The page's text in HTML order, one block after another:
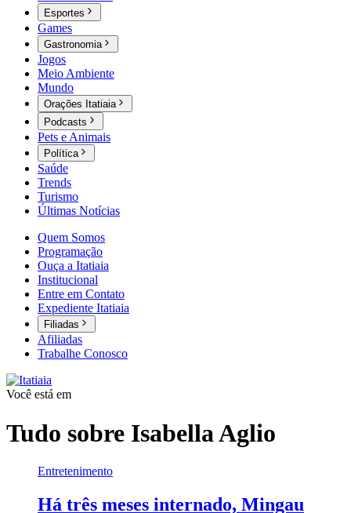
Esportes
Games
Gastronomia
Jogos
Meio Ambiente
Mundo
Orações Itatiaia
Podcasts
Pets e Animais
Política
Saúde
Trends
Turismo
Últimas Notícias
Quem Somos
Programação
Ouça a Itatiaia
Institucional
Entre em Contato
Expediente Itatiaia
Filiadas
Afiliadas
Trabalhe Conosco
Você está em
Tudo sobre Isabella Aglio
Entretenimento
Há três meses internado, Mingau